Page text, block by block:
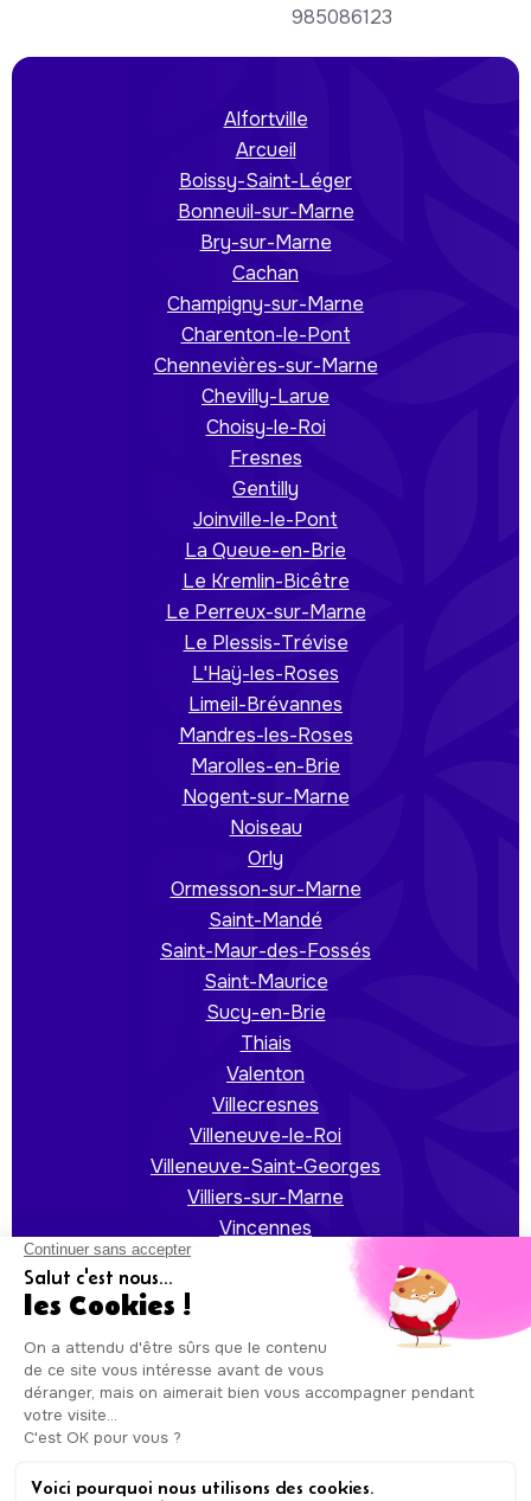
985086123
Alfortville
Arcueil
Boissy-Saint-Léger
Bonneuil-sur-Marne
Bry-sur-Marne
Cachan
Champigny-sur-Marne
Charenton-le-Pont
Chennevières-sur-Marne
Chevilly-Larue
Choisy-le-Roi
Fresnes
Gentilly
Joinville-le-Pont
La Queue-en-Brie
Le Kremlin-Bicêtre
Le Perreux-sur-Marne
Le Plessis-Trévise
L'Haÿ-les-Roses
Limeil-Brévannes
Mandres-les-Roses
Marolles-en-Brie
Nogent-sur-Marne
Noiseau
Orly
Ormesson-sur-Marne
Saint-Mandé
Saint-Maur-des-Fossés
Saint-Maurice
Sucy-en-Brie
Thiais
Valenton
Villecresnes
Villeneuve-le-Roi
Villeneuve-Saint-Georges
Villiers-sur-Marne
Vincennes
Auxicare
Service | Copyright © Auxicare